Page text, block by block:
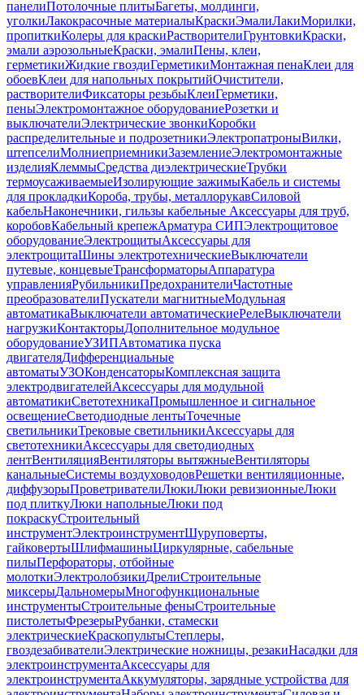
панелиПотолочные плитыБагеты, молдинги,
уголкиЛакокрасочные материалыКраскиЭмалиЛакиМорилки,
пропиткиКолеры для краскиРастворителиГрунтовкиКраски,
эмали аэрозольныеКраски, эмалиПены, клеи,
герметикиЖидкие гвоздиГерметикиМонтажная пенаКлеи для
обоевКлеи для напольных покрытийОчистители,
растворителиФиксаторы резьбыКлеиГерметики,
пеныЭлектромонтажное оборудованиеРозетки и
выключателиЭлектрические звонкиКоробки
распределительные и подрозетникиЭлектропатроныВилки,
штепселиМолниеприемникиЗаземлениеЭлектромонтажные
изделияКлеммыСредства диэлектрическиеТрубки
термоусаживаемыеИзолирующие зажимыКабель и системы
для прокладкиКороба, трубы, металлорукавСиловой
кабельНаконечники, гильзы кабельные Аксессуары для труб,
коробовКабельный крепежАрматура СИПЭлектрощитовое
оборудованиеЭлектрощитыАксессуары для
электрощитаШины электротехническиеВыключатели
путевые, концевыеТрансформаторыАппаратура
управленияРубильникиПредохранителиЧастотные
преобразователиПускатели магнитныеМодульная
автоматикаВыключатели автоматическиеРелеВыключатели
нагрузкиКонтакторыДополнительное модульное
оборудованиеУЗИПАвтоматика пуска
двигателяДифференциальные
автоматыУЗОКонденсаторыКомплексная защита
электродвигателейАксессуары для модульной
автоматикиСветотехникаПромышленное и сигнальное
освещениеСветодиодные лентыТочечные
светильникиТрековые светильникиАксессуары для
светотехникиАксессуары для светодиодных
лентВентиляцияВентиляторы вытяжныеВентиляторы
канальныеСистемы воздуховодовРешетки вентиляционные,
диффузорыПроветривателиЛюкиЛюки ревизионныеЛюки
под плиткуЛюки напольныеЛюки под
покраскуСтроительный
инструментЭлектроинструментШуруповерты,
гайковертыШлифмашиныЦиркулярные, сабельные
пилыПерфораторы, отбойные
молоткиЭлектролобзикиДрелиСтроительные
миксерыДальномерыМногофункциональные
инструментыСтроительные феныСтроительные
пистолетыФрезерыРубанки, стамески
электрическиеКраскопультыСтеплеры,
гвоздезабивателиЭлектрические ножницы, резакиНасадки для
электроинструментаАксессуары для
электроинструментаАккумуляторы, зарядные устройства для